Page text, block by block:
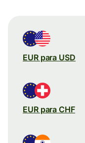
EUR para USD
EUR para CHF